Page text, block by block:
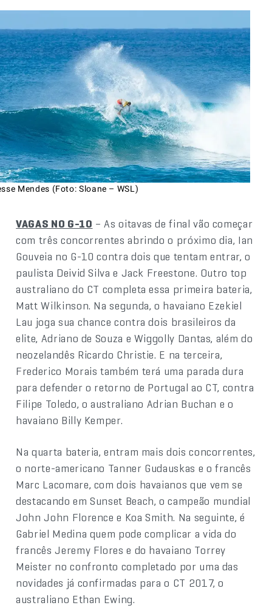
Mendes (Foto: Sloane – WSL)
VAGAS NO G-10 – As oitavas de final vão começar
com três concorrentes abrindo o próximo dia, Ian
Gouveia no G-10 contra dois que tentam entrar, o
paulista Deivid Silva e Jack Freestone. Outro top
australiano do CT completa essa primeira bateria,
Matt Wilkinson. Na segunda, o havaiano Ezekiel
Lau joga sua chance contra dois brasileiros da
elite, Adriano de Souza e Wiggolly Dantas, além do
neozelandês Ricardo Christie. E na terceira,
Frederico Morais também terá uma parada dura
para defender o retorno de Portugal ao CT, contra
Filipe Toledo, o australiano Adrian Buchan e o
havaiano Billy Kemper.
Na quarta bateria, entram mais dois concorrentes,
o norte-americano Tanner Gudauskas e o francês
Marc Lacomare, com dois havaianos que vem se
destacando em Sunset Beach, o campeão mundial
John John Florence e Koa Smith. Na seguinte, é
Gabriel Medina quem pode complicar a vida do
francês Jeremy Flores e do havaiano Torrey
Meister no confronto completado por uma das
novidades já confirmadas para o CT 2017, o
australiano Ethan Ewing.